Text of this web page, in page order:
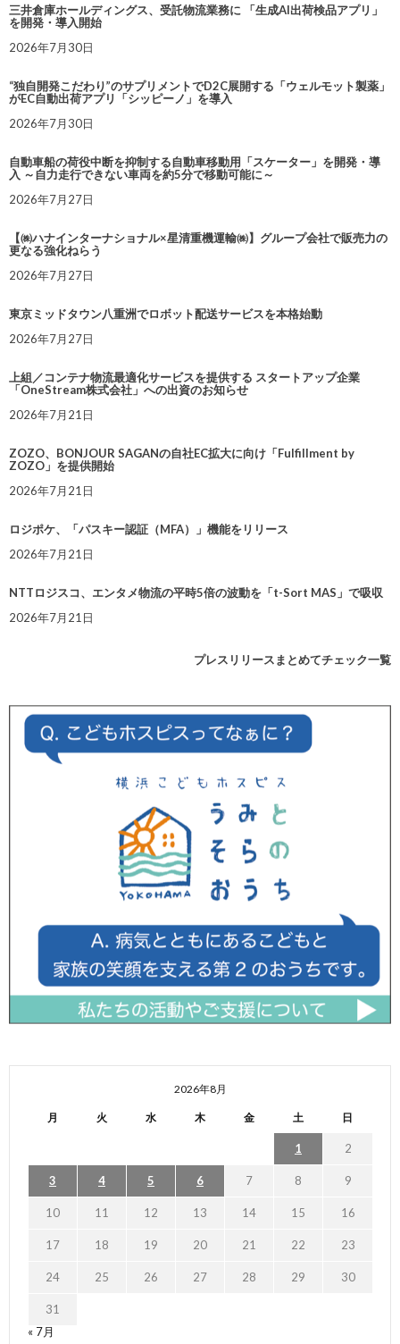
三井倉庫ホールディングス、受託物流業務に 「生成AI出荷検品アプリ」
を開発・導入開始
2026年7月30日
“独自開発こだわり”のサプリメントでD2C展開する「ウェルモット製薬」
がEC自動出荷アプリ「シッピーノ」を導入
2026年7月30日
自動車船の荷役中断を抑制する自動車移動用「スケーター」を開発・導
入 ～自力走行できない車両を約5分で移動可能に～
2026年7月27日
【㈱ハナインターナショナル×星清重機運輸㈱】グループ会社で販売力の
更なる強化ねらう
2026年7月27日
東京ミッドタウン八重洲でロボット配送サービスを本格始動
2026年7月27日
上組／コンテナ物流最適化サービスを提供する スタートアップ企業
「OneStream株式会社」への出資のお知らせ
2026年7月21日
ZOZO、BONJOUR SAGANの自社EC拡大に向け「Fulfillment by
ZOZO」を提供開始
2026年7月21日
ロジポケ、「パスキー認証（MFA）」機能をリリース
2026年7月21日
NTTロジスコ、エンタメ物流の平時5倍の波動を「t-Sort MAS」で吸収
2026年7月21日
プレスリリースまとめてチェック一覧
2026年8月
月 火 水 木 金 土 日
1 2
3 4 5 6 7 8 9
10 11 12 13 14 15 16
17 18 19 20 21 22 23
24 25 26 27 28 29 30
31
« 7月